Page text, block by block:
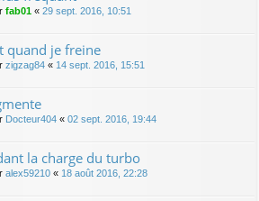
fab01 « 29 sept. 2016, 10:51
quand je freine
zigzag84 « 14 sept. 2016, 15:51
Docteur404 « 02 sept. 2016, 19:44
la charge du turbo
alex59210 « 18 août 2016, 22:28